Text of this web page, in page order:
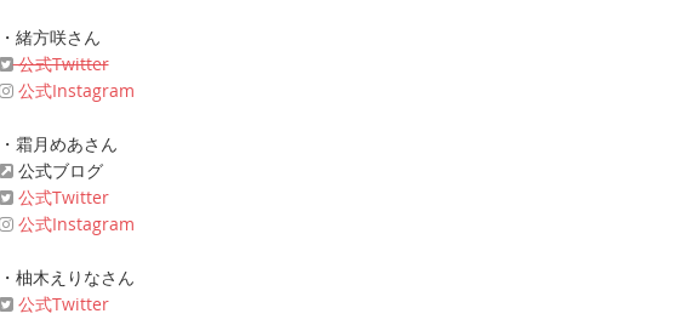
・緒方咲さん
公式Twitter
公式Instagram
・霜月めあさん
公式ブログ
公式Twitter
公式Instagram
・柚木えりなさん
公式Twitter